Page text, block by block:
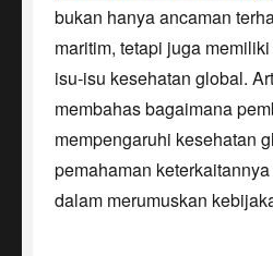
bukan hanya ancaman
maritim, tetapi juga
isu-isu kesehatan global.
membahas bagaimana
mempengaruhi kesehatan
pemahaman
dalam merumuskan